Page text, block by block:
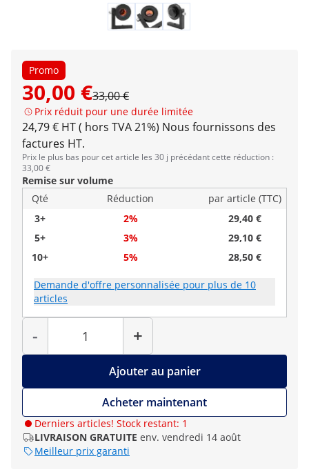
Promo
30,00 €33,00 €
Prix réduit pour une durée limitée
24,79 € HT ( hors TVA 21%) Nous fournissons des
factures HT.
Prix le plus bas pour cet article les 30 j précédant cette réduction :
33,00 €
Remise sur volume
Qté
Réduction
par article (TTC)
3+
2%
29,40 €
5+
3%
29,10 €
10+
5% 28,50 €
Demande d'offre personnalisée pour plus de 10
articles
-
Quantité
+
Ajouter au panier
Acheter maintenant
Derniers articles! Stock restant: 1
LIVRAISON GRATUITE env. vendredi 14 août
Meilleur prix garanti